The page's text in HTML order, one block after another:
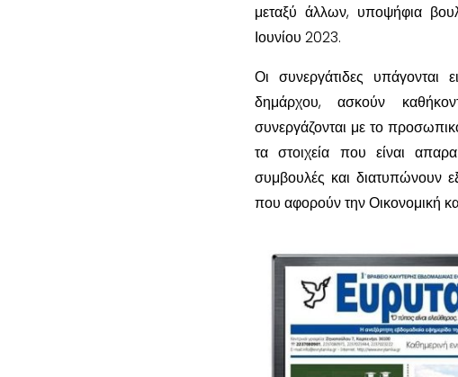
μεταξύ άλλων, υποψήφια
Ιουνίου 2023.
Οι συνεργάτιδες υπάγονται
δημάρχου, ασκούν
συνεργάζονται με το
τα στοιχεία που είναι
συμβουλές και διατυπώνουν
που αφορούν την Οικονομική